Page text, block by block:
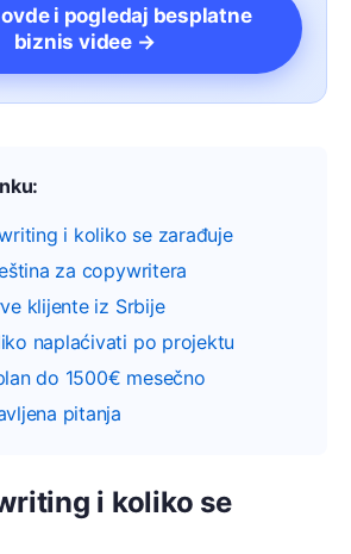
ovde i pogledaj besplatne
biznis videe →
i koliko se zarađuje
za copywritera
klijente iz Srbije
naplaćivati po projektu
do 1500€ mesečno
pitanja
i koliko se